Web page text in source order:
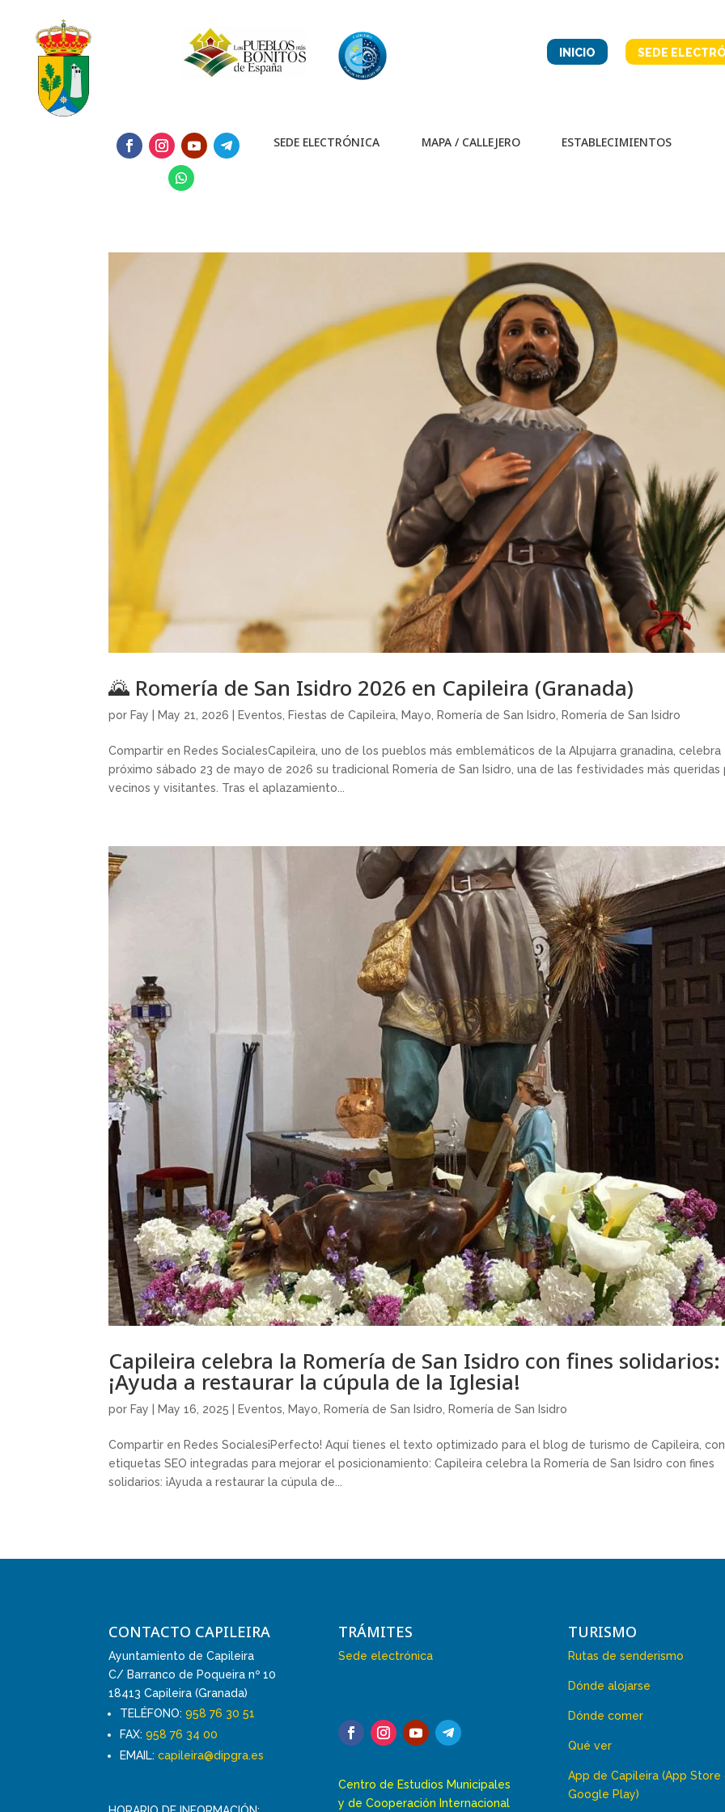
INICIO SEDE
SEDE ELECTRÓNICA MAPA / CALLEJERO ESTABLECIMIENTOS
🌄 Romería de San Isidro 2026 en Capileira (Granada)
por Fay May 21, 2026 Eventos Fiestas de Capileira Mayo Romería de San Isidro Romería de San Isidro
Compartir en Redes SocialesCapileira, uno de los pueblos más emblemáticos de la Alpujarra granadina, celebra
próximo sábado 23 de mayo de 2026 su tradicional Romería de San Isidro, una de las festividades más queridas
vecinos y visitantes. Tras el aplazamiento...
Capileira celebra la Romería de San Isidro con fines solidarios:
¡Ayuda a restaurar la cúpula de la Iglesia!
por Fay May 16, 2025 Eventos, Mayo, Romería de San Isidro, Romería de San Isidro
Compartir en Redes Sociales¡Perfecto! Aquí tienes el texto optimizado para el blog de turismo de Capileira, con
etiquetas SEO integradas para mejorar el posicionamiento: Capileira celebra la Romería de San Isidro con fines
solidarios: ¡Ayuda a restaurar la cúpula de...
CONTACTO CAPILEIRA
Ayuntamiento de Capileira
C/ Barranco de Poqueira nº 10
18413 Capileira (Granada)
TELÉFONO:958 76 30 51
FAX:958 76 34 00
EMAIL:capileira@dipgra.es
TRÁMITES
Sede electrónica
Centro de Estudios Municipales
y de Cooperación Internacional
TURISMO
Rutas de senderismo
Dónde alojarse
Dónde comer
Qué ver
App de Capileira (App Store
Google Play)